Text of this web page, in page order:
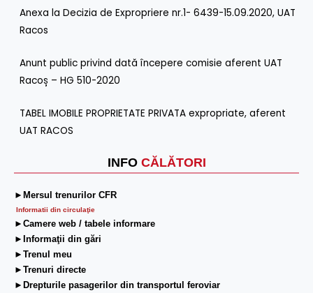
INFO CĂLĂTORI
►Mersul trenurilor CFR
Informatii din circulaţie
►Camere web / tabele informare
►Informaţii din gări
►Trenul meu
►Trenuri directe
►Drepturile pasagerilor din transportul feroviar
Anexa la Decizia de Expropriere nr.1- 6439-15.09.2020, UAT
Racos
Anunt public privind dată începere comisie aferent UAT
Racoș – HG 510-2020
TABEL IMOBILE PROPRIETATE PRIVATA expropriate, aferent
UAT RACOS